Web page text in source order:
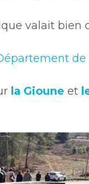
valait bien
de
la Gioune et